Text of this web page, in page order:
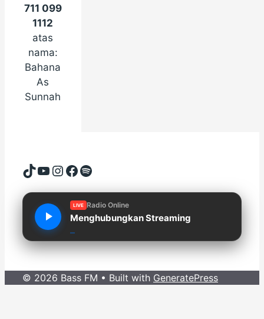
711 099
1112
atas
nama:
Bahana
As
Sunnah
TikTok
YouTube
Instagram
Facebook
Spotify
LIVE Radio Online
Menghubungkan Streaming
© 2026 Bass FM • Built with GeneratePress